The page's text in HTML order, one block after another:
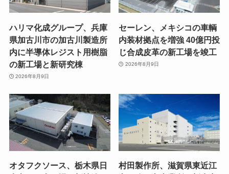
ハリマ化成グループ、兵庫
県加古川市の加古川製造所
内に半導体レジスト用樹脂
の新工場と新研究棟
2026年8月9日
セーレン、メキシコの車輌
内装材拠点を増強 40億円投
じ合成皮革の新工場を竣工
2026年8月9日
オタフクソース、栃木県日
村田製作所、滋賀県東近江